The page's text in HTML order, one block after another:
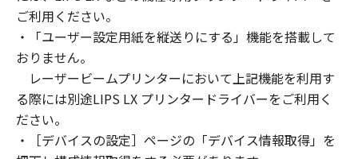
loan, convey or transfer to any third party the
SOFTWARE. You shall not alter, translate or
convert to another programming language,
modify, disassemble, decompile or otherwise
reverse engineer the SOFTWARE and you shall
not have any third party to do so.
3. COPYRIGHT NOTICE
You shall not modify, remove or delete any
ご利用ください。
・「ユーザー設定用紙を縦送りにする」機能を搭載して
おりません。
レーザービームプリンターにおいて上記機能を利用す
る際には別途LIPS LX プリンタードライバーをご利用く
ださい。
・［デバイスの設定］ページの「デバイス情報取得」を